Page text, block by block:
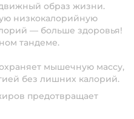
образ жизни.
низкокалорийную
— больше здоровья!
тандеме.
мышечную массу,
без лишних калорий.
предотвращает